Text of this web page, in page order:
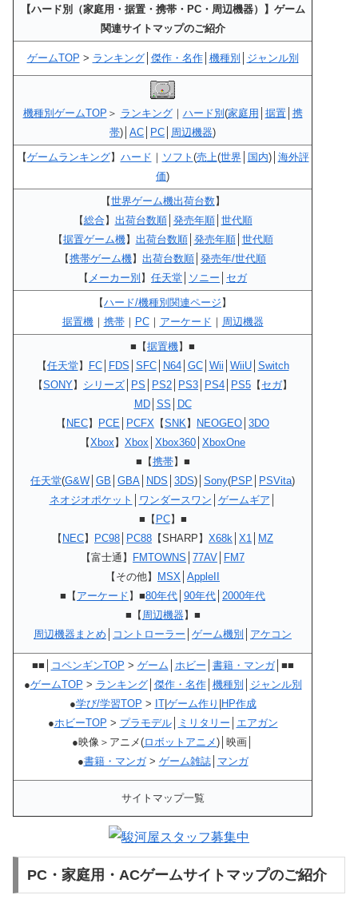
【ハード別（家庭用・据置・携帯・PC・周辺機器）】ゲーム
関連サイトマップのご紹介
ゲームTOP > ランキング│ 傑作・名作│ 機種別 ジャンル別
機種別ゲームTOP ＞ ランキング｜ ハード別 (家庭用 据置│ 携
帯)│ AC PC 周辺機器)
【ゲームランキング】 ハード ｜ ソフト (売上(世界 国内)│ 海外評
価)
【世界ゲーム機出荷台数】
【総合】 出荷台数順│ 発売年順│ 世代順
【据置ゲーム機】 出荷台数順│ 発売年順│ 世代順
【携帯ゲーム機】 出荷台数順 発売年/世代順
【 メーカー別 】 任天堂 ソニー セガ
【ハード/機種別関連ページ 】
据置機｜ 携帯｜ PC｜ アーケード ｜ 周辺機器
■【据置機】■
【任天堂】 FC│ FDS SFC│ N64│ GC│ Wii WiiU│ Switch
【SONY】 シリーズ PS PS2 PS3 PS4 PS5 【 セガ】
MD│ SS
DC
【 NEC】 PCE PCFX 【SNK】 NEOGEO 3DO
【Xbox 】 Xbox Xbox360 XboxOne
■【携帯】■
任天堂(G&W GB GBA NDS 3DS)│ Sony(PSP PSVita)
ネオジオポケット
ワンダースワン ゲームギア
■【 PC】■
【 NEC】 PC98 PC88 【SHARP】 X68k X1
MZ
【富士通】
FMTOWNS 77AV
FM7
【その他】
MSX AppleII
■【 アーケード 】■80年代 90年代 2000年代
■【 周辺機器 】■
周辺機器まとめ
コントローラー ゲーム機別 アケコン
■■│ コペンギンTOP > ゲーム ホビー 書籍・マンガ│■■
●ゲームTOP > ランキング│ 傑作・名作│ 機種別
ジャンル別
●学び/学習TOP > IT| ゲーム作り HP作成
●ホビーTOP > プラモデル│ ミリタリー
エアガン
●映像＞アニメ(ロボットアニメ)│映画│
●書籍・マンガ> ゲーム雑誌│ マンガ
サイトマップ一覧
PC・家庭用・ACゲームサイトマップのご紹介